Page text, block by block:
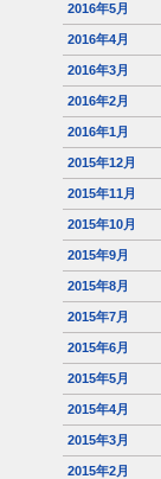
2016年5月
2016年4月
2016年3月
2016年2月
2016年1月
2015年12月
2015年11月
2015年10月
2015年9月
2015年8月
2015年7月
2015年6月
2015年5月
2015年4月
2015年3月
2015年2月